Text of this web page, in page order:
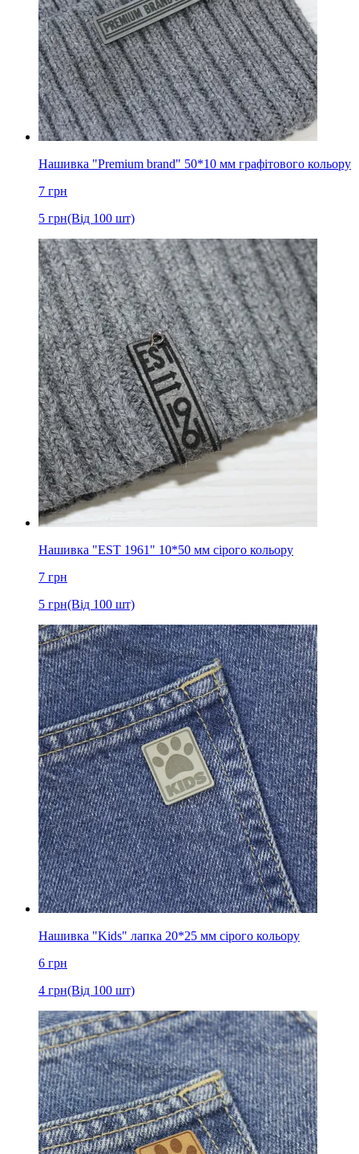
Нашивка "Premium brand" 50*10 мм графітового кольору
7 грн
5 грн(Від 100 шт)
Нашивка "EST 1961" 10*50 мм сірого кольору
7 грн
5 грн(Від 100 шт)
Нашивка "Kids" лапка 20*25 мм сірого кольору
6 грн
4 грн(Від 100 шт)